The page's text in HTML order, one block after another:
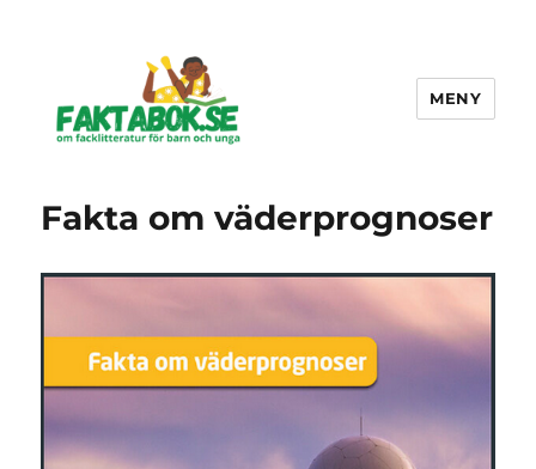
MENY
Fakta om väderprognoser